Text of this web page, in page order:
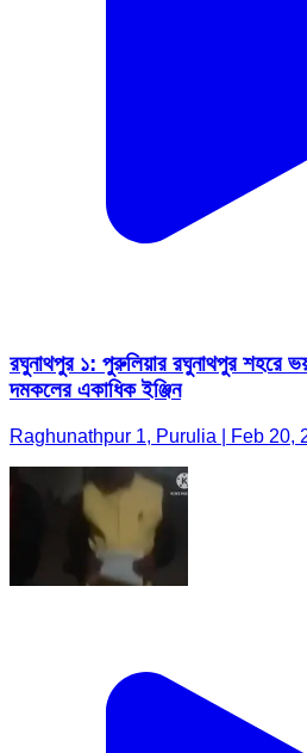
রঘুনাথপুর ১: পুরুলিয়ার রঘুনাথপুর শহরে
দমকলের একাধিক ইঞ্জিন
Raghunathpur 1, Purulia | Feb 20,